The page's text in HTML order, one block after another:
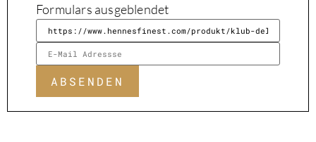
Formulars ausgeblendet
ABSENDEN